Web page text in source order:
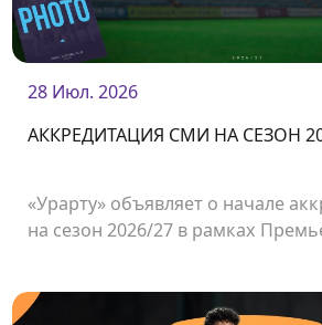
28 Июл. 2026
АККРЕДИТАЦИЯ СМИ НА СЕЗОН
«Урарту» объявляет о начале
на сезон 2026/27 в рамках